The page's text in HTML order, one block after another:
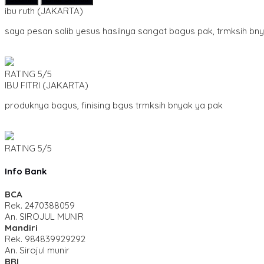
ibu ruth (JAKARTA)
saya pesan salib yesus hasilnya sangat bagus pak, trmksih
RATING 5/5
IBU FITRI (JAKARTA)
produknya bagus, finising bgus trmksih bnyak ya pak
RATING 5/5
Info Bank
BCA
Rek. 2470388059
An. SIROJUL MUNIR
Mandiri
Rek. 984839929292
An. Sirojul munir
BRI